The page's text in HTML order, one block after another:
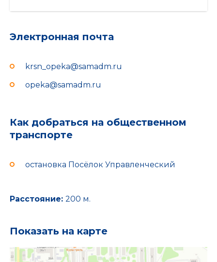
Электронная почта
krsn_opeka@samadm.ru
opeka@samadm.ru
Как добраться на общественном
транспорте
остановка Посёлок Управленческий
Расстояние: 200 м.
Показать на карте